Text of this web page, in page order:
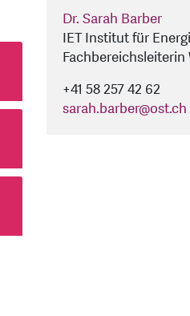
Dr. Sarah Barber
IET Institut für
+41 58 257 42 62
sarah.barber@ost.ch